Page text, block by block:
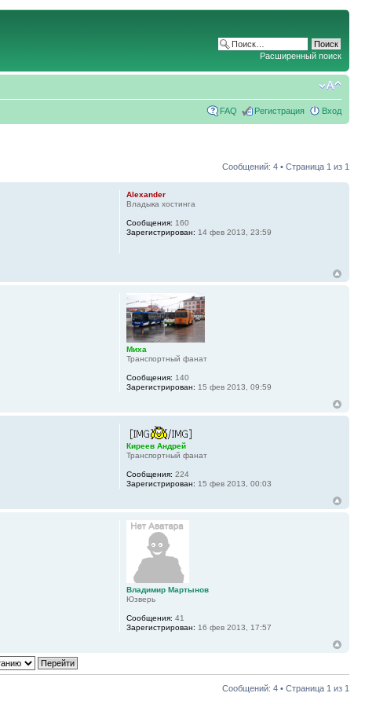
Расширенный поиск
FAQ Регистрация Вход
Сообщений: 4 • Страница 1 из 1
Alexander
Владыка хостинга
Сообщения: 160
Зарегистрирован: 14 фев 2013, 23:59
Миха
Транспортный фанат
Сообщения: 140
Зарегистрирован: 15 фев 2013, 09:59
Киреев Андрей
Транспортный фанат
Сообщения: 224
Зарегистрирован: 15 фев 2013, 00:03
Владимир Мартынов
Юзверь
Сообщения: 41
Зарегистрирован: 16 фев 2013, 17:57
Сообщений: 4 • Страница 1 из 1